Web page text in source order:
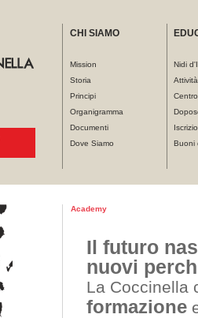
CHI SIAMO
Mission
Storia
Principi
Organigramma
Documenti
Dove Siamo
Nidi
Buoni
Tu sei qui
Academy
Il futuro
nuovi
La Coccinella
formazione